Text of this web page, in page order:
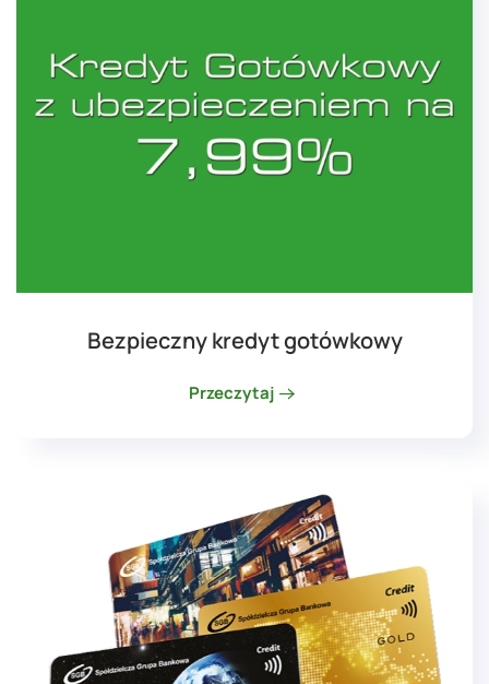
Bezpieczny kredyt gotówkowy
Przeczytaj